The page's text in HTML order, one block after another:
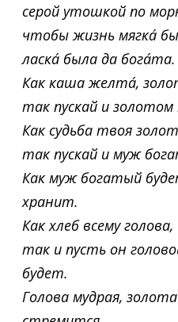
серой утошкой по
чтобы жизнь мягкá
ласкá была да богáта.
Как каша желтá,
так пускай и золотом
Как судьба твоя
так пускай и муж
Как муж богатый
хранит.
Как хлеб всему голова,
так и пусть он
будет.
Голова мудрая,